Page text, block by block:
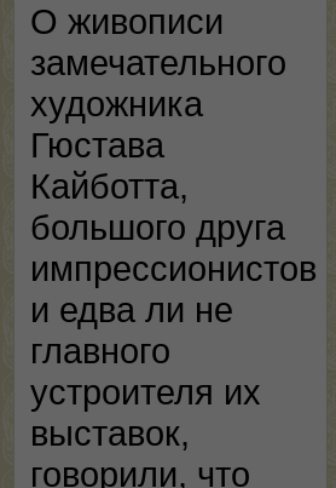
О живописи
замечательного
художника
Гюстава
Кайботта,
большого друга
импрессионистов
и едва ли не
главного
устроителя их
выставок,
говорили, что